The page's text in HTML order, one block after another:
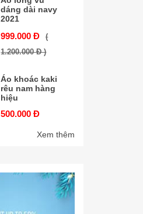
dáng dài navy
2021
999.000 Đ
(
1.200.000 Đ )
Áo khoác kaki
rêu nam hàng
hiệu
500.000 Đ
Xem thêm